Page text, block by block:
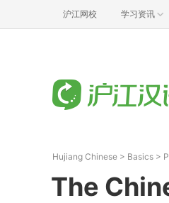
沪江网校 学习资讯
Hujiang Chinese > Basics >
The